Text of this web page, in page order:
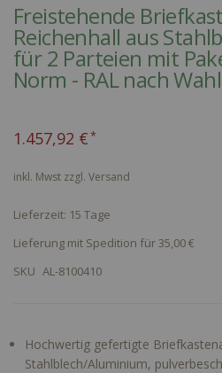
the
beginning
of
the
Freistehende
Reichenhall aus
für 2 Parteien mit
Norm - RAL nach Wahl
1.457,92 €
inkl. Mwst zzgl. Versand
Lieferzeit: 15 Tage
Lieferung mit Spedition für 35,00 €
SKU AL-8100410
Hochwertig gefertigte
Stahlblech/Aluminium,